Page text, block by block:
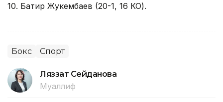
10. Батир Жукембаев (20-1, 16 КО).
Бокс Спорт
Ляззат Сейданова
Муаллиф